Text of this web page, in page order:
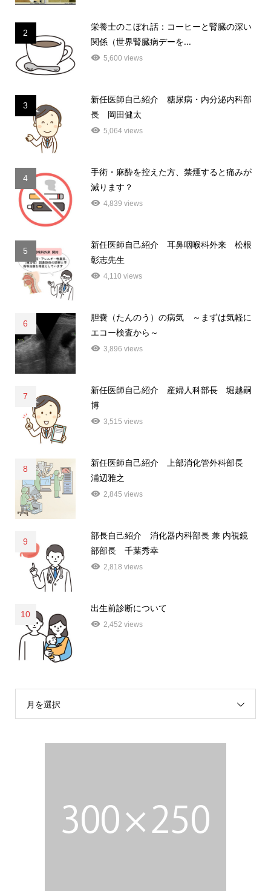
2
栄養士のこぼれ話：コーヒーと腎臓の深い
関係（世界腎臓病デーを...
5,600 views
3
新任医師自己紹介 糖尿病・内分泌内科部
長 岡田健太
5,064 views
4
手術・麻酔を控えた方、禁煙すると痛みが
減ります？
4,839 views
5
新任医師自己紹介 耳鼻咽喉科外来 松根
彰志先生
4,110 views
6
胆嚢（たんのう）の病気 ～まずは気軽に
エコー検査から～
3,896 views
7
新任医師自己紹介 産婦人科部長 堀越嗣
博
3,515 views
8
新任医師自己紹介 上部消化管外科部長
浦辺雅之
2,845 views
9
部長自己紹介 消化器内科部長 兼 内視鏡
部部長 千葉秀幸
2,818 views
10
出生前診断について
2,452 views
月を選択